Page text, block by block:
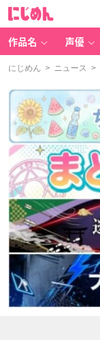
作品名 声優
にじめん > ニュース >